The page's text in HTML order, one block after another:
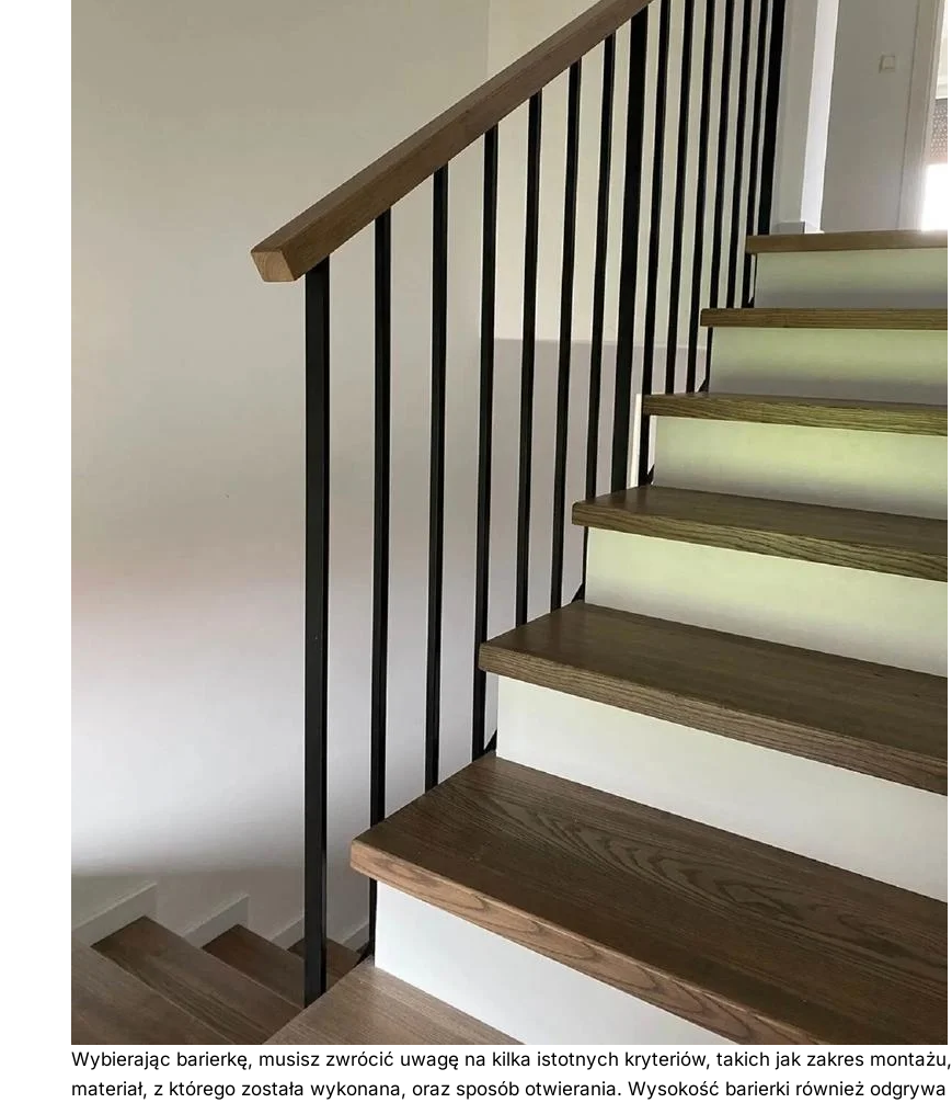
Wybierając barierkę, musisz zwrócić uwagę na kilka istotnych kryteriów, takich jak zakres montażu,
materiał, z którego została wykonana, oraz sposób otwierania. Wysokość barierki również odgrywa